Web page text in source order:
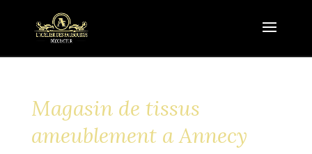
Magasin de tissus
ameublement a Annecy